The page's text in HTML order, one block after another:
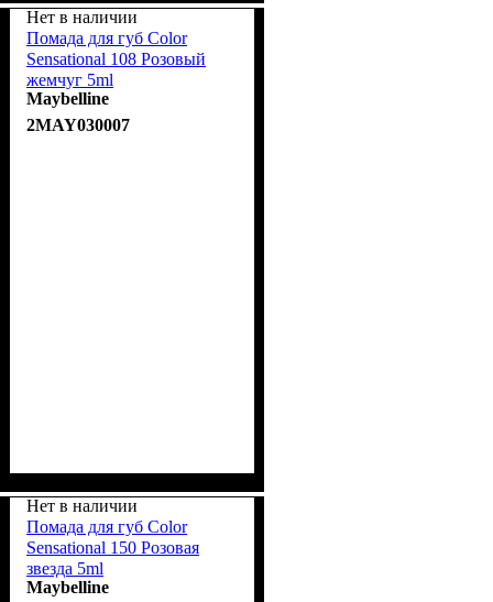
Нет в наличии
Помада для губ Color
Sensational 108 Розовый
жемчуг 5ml
Maybelline
2MAY030007
Нет в наличии
Помада для губ Color
Sensational 150 Розовая
звезда 5ml
Maybelline